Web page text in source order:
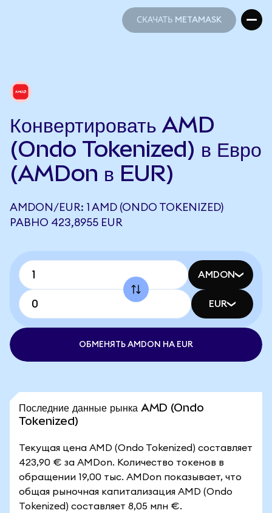
СКАЧАТЬ METAMASK
Конвертировать AMD
(Ondo Tokenized) в Евро
(AMDon в EUR)
AMDON/EUR: 1 AMD (ONDO TOKENIZED)
РАВНО 423,8955 EUR
AMDON
EUR
ОБМЕНЯТЬ AMDON НА EUR
Последние данные рынка AMD (Ondo
Tokenized)
Текущая цена AMD (Ondo Tokenized) составляет
423,90 € за AMDon. Количество токенов в
обращении 19,00 тыс. AMDon показывает, что
общая рыночная капитализация AMD (Ondo
Tokenized) составляет 8,05 млн €.